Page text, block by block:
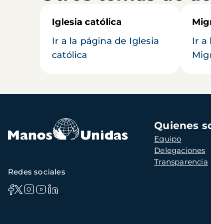
Iglesia católica
Ir a la página de Iglesia
católica
Ir a
Navegación
principal
Quienes
Equipo
Delegaciones
Transparencia
Redes sociales